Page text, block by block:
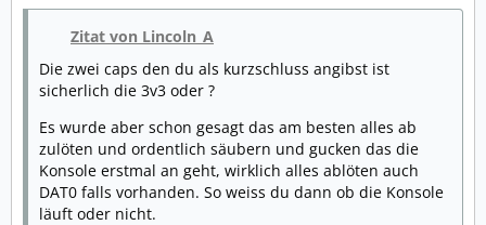
Zitat von Lincoln_A
Die zwei caps den du als kurzschluss angibst ist
sicherlich die 3v3 oder ?
Es wurde aber schon gesagt das am besten alles ab
zulöten und ordentlich säubern und gucken das die
Konsole erstmal an geht, wirklich alles ablöten auch
DAT0 falls vorhanden. So weiss du dann ob die Konsole
läuft oder nicht.